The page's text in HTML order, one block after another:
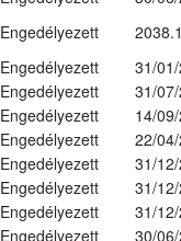
Engedélyezett
Engedélyezett
31/
Engedélyezett
31/
Engedélyezett
14/
Engedélyezett
22/
Engedélyezett
31/
Engedélyezett
31/
Engedélyezett
31/
Engedélyezett
30/